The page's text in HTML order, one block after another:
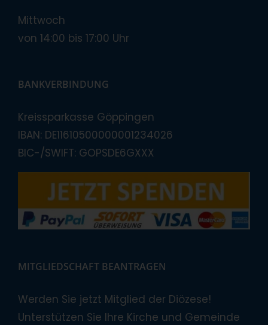
Mittwoch
von 14:00 bis 17:00 Uhr
BANKVERBINDUNG
Kreissparkasse Göppingen
IBAN: DE11610500000001234026
BIC-/SWIFT: GOPSDE6GXXX
MITGLIEDSCHAFT BEANTRAGEN
Werden Sie jetzt Mitglied der Diözese!
Unterstützen Sie Ihre Kirche und Gemeinde